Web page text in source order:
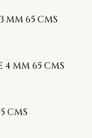
MM 65 CMS
4 MM 65 CMS
CMS